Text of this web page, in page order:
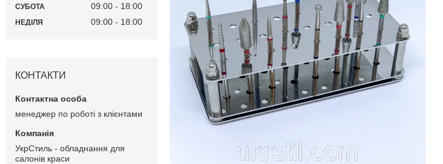
СУБОТА 09:00 18:00
НЕДІЛЯ 09:00 18:00
КОНТАКТИ
менеджер по роботі з клієнтами
УкрСтиль - обладнання для
салонів краси